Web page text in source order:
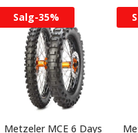
kr 3.375,00.
er:
kr 2.194,00.
Salg-35%
Metzeler MCE 6 Days